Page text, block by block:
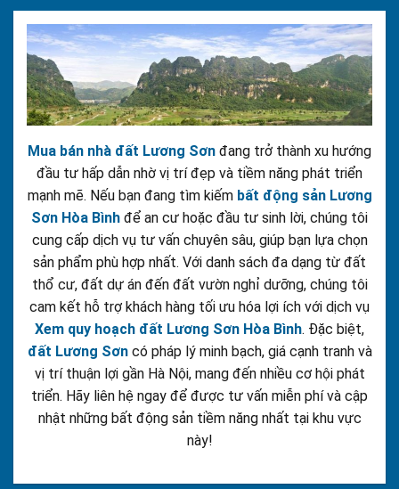
Mua bán nhà đất Lương Sơn đang trở thành xu hướng
đầu tư hấp dẫn nhờ vị trí đẹp và tiềm năng phát triển
mạnh mẽ. Nếu bạn đang tìm kiếm bất động sản Lương
Sơn Hòa Bình để an cư hoặc đầu tư sinh lời, chúng tôi
cung cấp dịch vụ tư vấn chuyên sâu, giúp bạn lựa chọn
sản phẩm phù hợp nhất. Với danh sách đa dạng từ đất
thổ cư, đất dự án đến đất vườn nghỉ dưỡng, chúng tôi
cam kết hỗ trợ khách hàng tối ưu hóa lợi ích với dịch vụ
Xem quy hoạch đất Lương Sơn Hòa Bình. Đặc biệt,
đất Lương Sơncó pháp lý minh bạch, giá cạnh tranh và
vị trí thuận lợi gần Hà Nội, mang đến nhiều cơ hội phát
triển. Hãy liên hệ ngay để được tư vấn miễn phí và cập
nhật những bất động sản tiềm năng nhất tại khu vực
này!